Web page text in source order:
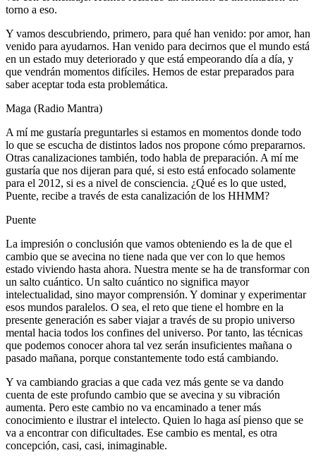
torno a eso.
Y vamos descubriendo, primero, para qué han venido: por amor, han
venido para ayudarnos. Han venido para decirnos que el mundo está
en un estado muy deteriorado y que está empeorando día a día, y
que vendrán momentos difíciles. Hemos de estar preparados para
saber aceptar toda esta problemática.
Maga (Radio Mantra)
A mí me gustaría preguntarles si estamos en momentos donde todo
lo que se escucha de distintos lados nos propone cómo prepararnos.
Otras canalizaciones también, todo habla de preparación. A mí me
gustaría que nos dijeran para qué, si esto está enfocado solamente
para el 2012, si es a nivel de consciencia. ¿Qué es lo que usted,
Puente, recibe a través de esta canalización de los HHMM?
Puente
La impresión o conclusión que vamos obteniendo es la de que el
cambio que se avecina no tiene nada que ver con lo que hemos
estado viviendo hasta ahora. Nuestra mente se ha de transformar con
un salto cuántico. Un salto cuántico no significa mayor
intelectualidad, sino mayor comprensión. Y dominar y experimentar
esos mundos paralelos. O sea, el reto que tiene el hombre en la
presente generación es saber viajar a través de su propio universo
mental hacia todos los confines del universo. Por tanto, las técnicas
que podemos conocer ahora tal vez serán insuficientes mañana o
pasado mañana, porque constantemente todo está cambiando.
Y va cambiando gracias a que cada vez más gente se va dando
cuenta de este profundo cambio que se avecina y su vibración
aumenta. Pero este cambio no va encaminado a tener más
conocimiento e ilustrar el intelecto. Quien lo haga así pienso que se
va a encontrar con dificultades. Ese cambio es mental, es otra
concepción, casi, casi, inimaginable.